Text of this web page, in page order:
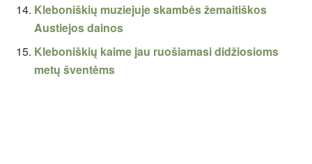
Kleboniškių muziejuje skambės žemaitiškos
Austiejos dainos
Kleboniškių kaime jau ruošiamasi didžiosioms
metų šventėms